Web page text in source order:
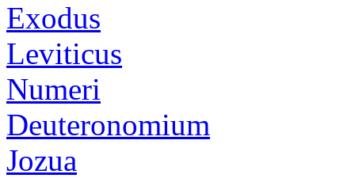
Exodus
Leviticus
Numeri
Deuteronomium
Jozua